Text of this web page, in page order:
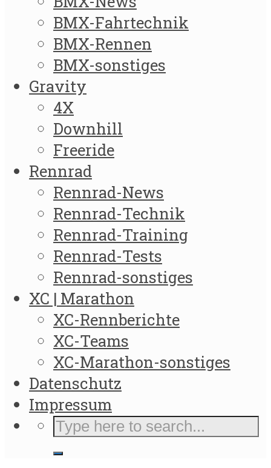
BMX-Fahrtechnik
BMX-Rennen
BMX-sonstiges
Gravity
4X
Downhill
Freeride
Rennrad
Rennrad-News
Rennrad-Technik
Rennrad-Training
Rennrad-Tests
Rennrad-sonstiges
XC | Marathon
XC-Rennberichte
XC-Teams
XC-Marathon-sonstiges
Datenschutz
Impressum